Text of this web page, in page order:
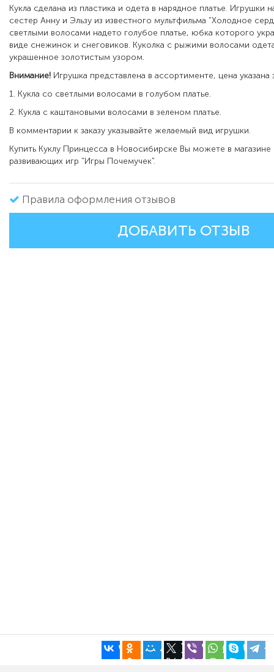
Кукла сделана из пластика и одета в нарядное платье. Игрушки
сестер Анну и Эльзу из известного мультфильма "Холодное
светлыми волосами надето голубое платье, юбка которого
виде снежинок и снеговиков. Куколка с рыжими волосами
украшенное золотистым узором.
Внимание! Игрушка представлена в ассортименте, цена указана
1. Кукла со светлыми волосами в голубом платье.
2. Кукла с каштановыми волосами в зеленом платье.
В комментарии к заказу указывайте желаемый вид игрушки.
Купить Куклу Принцесса в Новосибирске Вы можете в магазине
развивающих игр "Игры Почемучек".
Правила оформления отзывов
ДОБАВИТЬ ОТЗЫВ